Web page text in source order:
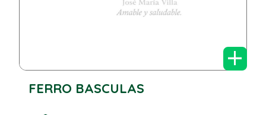
+
FERRO BASCULAS